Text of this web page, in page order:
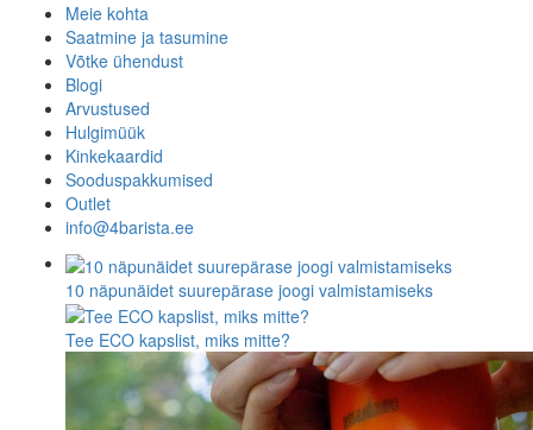
Meie kohta
Saatmine ja tasumine
Võtke ühendust
Blogi
Arvustused
Hulgimüük
Kinkekaardid
Sooduspakkumised
Outlet
info@4barista.ee
10 näpunäidet suurepärase joogi valmistamiseks
Tee ECO kapslist, miks mitte?